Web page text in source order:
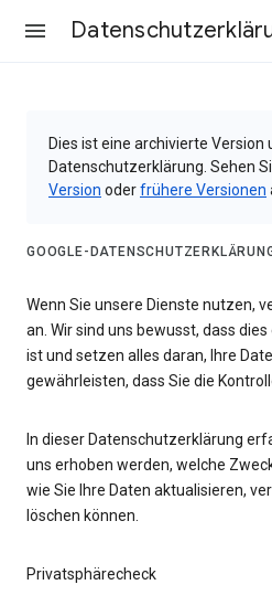
Dies ist eine archivierte Version
Datenschutzerklärung. Sehen
Version oderfrühere Versionen
GOOGLE-
Wenn Sie unsere Dienste nutzen,
an. Wir sind uns bewusst, dass
ist und setzen alles daran, Ihre
gewährleisten, dass Sie die
In dieser Datenschutzerklärung
uns erhoben werden, welche
wie Sie Ihre Daten aktualisieren,
löschen können.
Privatsphärecheck